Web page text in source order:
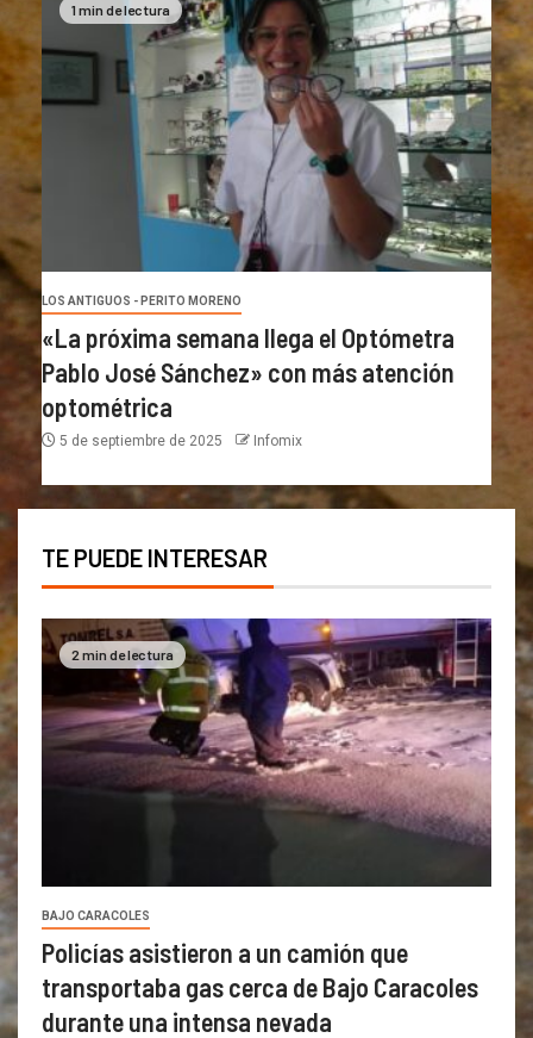
1 min de lectura
LOS ANTIGUOS - PERITO MORENO
«La próxima semana llega el Optómetra
Pablo José Sánchez» con más atención
optométrica
5 de septiembre de 2025 Infomix
TE PUEDE INTERESAR
2 min de lectura
BAJO CARACOLES
Policías asistieron a un camión que
transportaba gas cerca de Bajo Caracoles
durante una intensa nevada